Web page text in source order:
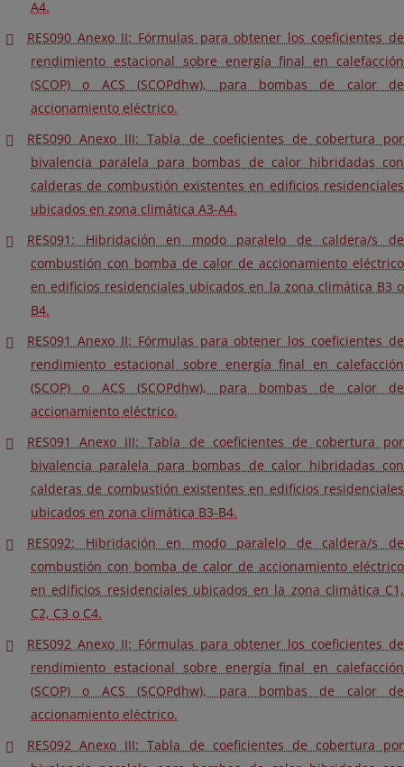
A4.
RES090 Anexo II: Fórmulas para obtener los coeficientes de
rendimiento estacional sobre energía final en calefacción
(SCOP) o ACS (SCOPdhw), para bombas de calor de
accionamiento eléctrico.
RES090 Anexo III: Tabla de coeficientes de cobertura por
bivalencia paralela para bombas de calor hibridadas con
calderas de combustión existentes en edificios residenciales
ubicados en zona climática A3-A4.
RES091: Hibridación en modo paralelo de caldera/s de
combustión con bomba de calor de accionamiento eléctrico
en edificios residenciales ubicados en la zona climática B3 o
B4.
RES091 Anexo II: Fórmulas para obtener los coeficientes de
rendimiento estacional sobre energía final en calefacción
(SCOP) o ACS (SCOPdhw), para bombas de calor de
accionamiento eléctrico.
RES091 Anexo III: Tabla de coeficientes de cobertura por
bivalencia paralela para bombas de calor hibridadas con
calderas de combustión existentes en edificios residenciales
ubicados en zona climática B3-B4.
RES092: Hibridación en modo paralelo de caldera/s de
combustión con bomba de calor de accionamiento eléctrico
en edificios residenciales ubicados en la zona climática C1,
C2, C3 o C4.
RES092 Anexo II: Fórmulas para obtener los coeficientes de
rendimiento estacional sobre energía final en calefacción
(SCOP) o ACS (SCOPdhw), para bombas de calor de
accionamiento eléctrico.
RES092 Anexo III: Tabla de coeficientes de cobertura por